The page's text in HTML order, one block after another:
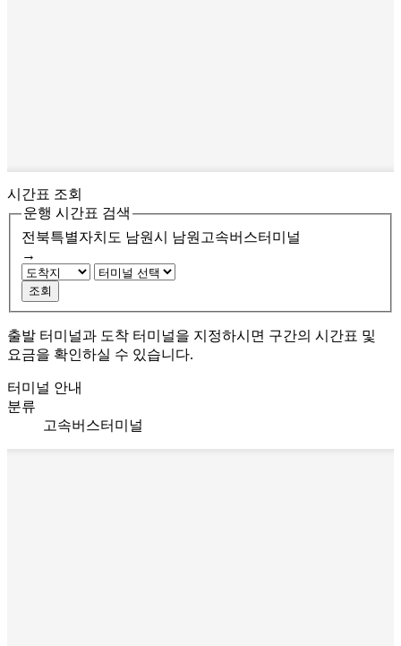
시간표 조회
운행 시간표 검색
전북특별자치도 남원시
남원고속버스터미널
→
조회
출발 터미널과 도착 터미널을 지정하시면 구간의 시간표 및
요금을 확인하실 수 있습니다.
터미널 안내
분류
고속버스터미널